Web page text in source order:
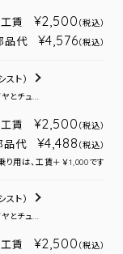
工賃 ¥2,500 （税込）
品代 ¥4,576（税込）
スト）
とチュ...
工賃 ¥2,500 （税込）
品代 ¥4,488 （税込）
り用は、工賃＋￥1,000です
スト）
とチュ...
工賃 ¥2,500 （税込）